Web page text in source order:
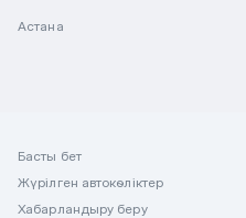
Астана
Басты бет
Жүрілген автокөліктер
Хабарландыру беру